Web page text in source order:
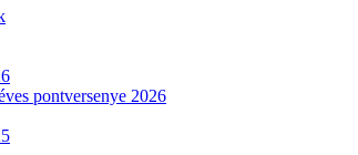
pontversenye 2026